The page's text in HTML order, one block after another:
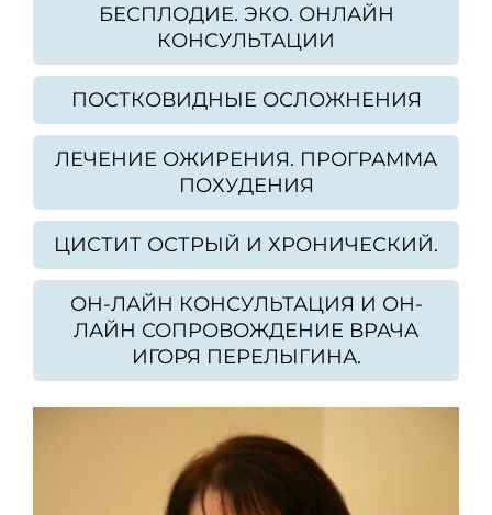
БЕСПЛОДИЕ. ЭКО. ОНЛАЙН
КОНСУЛЬТАЦИИ
ПОСТКОВИДНЫЕ ОСЛОЖНЕНИЯ
ЛЕЧЕНИЕ ОЖИРЕНИЯ. ПРОГРАММА
ПОХУДЕНИЯ
ЦИСТИТ ОСТРЫЙ И ХРОНИЧЕСКИЙ.
ОН-ЛАЙН КОНСУЛЬТАЦИЯ И ОН-
ЛАЙН СОПРОВОЖДЕНИЕ ВРАЧА
ИГОРЯ ПЕРЕЛЫГИНА.